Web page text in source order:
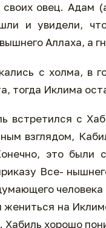
овец. Адам
и увидели,
Аллаха, а
с холма, в
тогда Иклима
встретился с
взглядом,
это были
Все-
жениться на
Хабиль хорошо